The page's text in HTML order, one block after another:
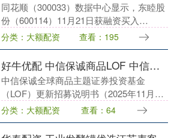
同花顺（300033）数据中心显示，东睦股
份（600114）11月21日获融资买入
3347.80万元，当前融资余额11.98亿元，
占流通市值的7.54%，超过历....
分类：大额配资 查看：195
好牛优配 中信保诚商品LOF 中信保诚全球商品主题证券投资基金(LOF)更新招募说明书（2025年11月）
中信保诚全球商品主题证券投资基金
（LOF）更新招募说明书（2025年11月）
重要提示信诚基金管理有限公司经中国证
监会批准于2005年9月30日注册成立。因
业务发....
分类：大额配资 查看：64